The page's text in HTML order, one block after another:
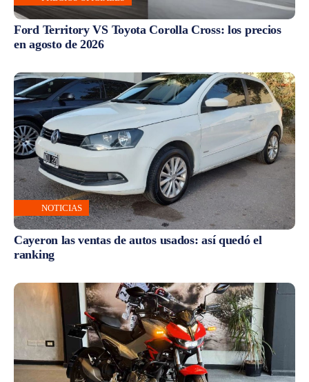
Ford Territory VS Toyota Corolla Cross: los precios
en agosto de 2026
NOTICIAS
Cayeron las ventas de autos usados: así quedó el
ranking